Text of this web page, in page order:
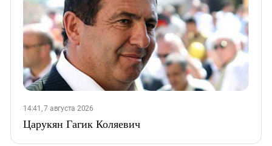
14:41, 7 августа 2026
Царукян Гагик Коляевич